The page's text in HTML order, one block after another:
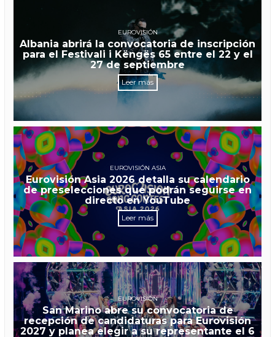
EUROVISIÓN
Albania abrirá la convocatoria de inscripción
para el Festivali i Këngës 65 entre el 22 y el
27 de septiembre
Leer más
EUROVISIÓN ASIA
Eurovisión Asia 2026 detalla su calendario
de preselecciones que podrán seguirse en
directo en YouTube
Leer más
EUROVISIÓN
San Marino abre su convocatoria de
recepción de candidaturas para Eurovisión
2027 y planea elegir a su representante el 6